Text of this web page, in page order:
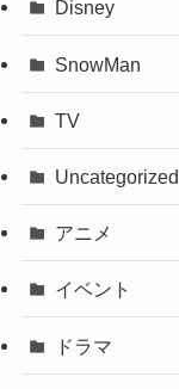
Disney
SnowMan
TV
Uncategorized
アニメ
イベント
ドラマ